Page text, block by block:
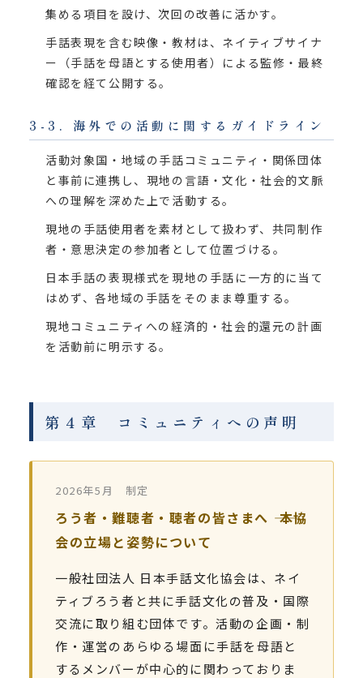
集める項目を設け、次回の改善に活かす。
手話表現を含む映像・教材は、ネイティブサイナ
ー（手話を母語とする使用者）による監修・最終
確認を経て公開する。
3-3. 海外での活動に関するガイドライン
活動対象国・地域の手話コミュニティ・関係団体
と事前に連携し、現地の言語・文化・社会的文脈
への理解を深めた上で活動する。
現地の手話使用者を素材として扱わず、共同制作
者・意思決定の参加者として位置づける。
日本手話の表現様式を現地の手話に一方的に当て
はめず、各地域の手話をそのまま尊重する。
現地コミュニティへの経済的・社会的還元の計画
を活動前に明示する。
第４章 コミュニティへの声明
2026年5月 制定
ろう者・難聴者・聴者の皆さまへ ―― 本協
会の立場と姿勢について
一般社団法人 日本手話文化協会は、ネイ
ティブろう者と共に手話文化の普及・国際
交流に取り組む団体です。活動の企画・制
作・運営のあらゆる場面に手話を母語と
するメンバーが中心的に関わっておりま